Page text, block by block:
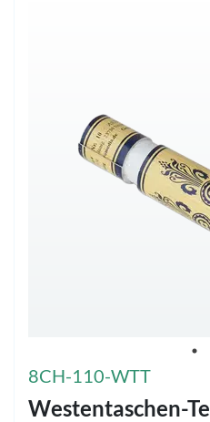
8CH-110-WTT
Westentaschen-